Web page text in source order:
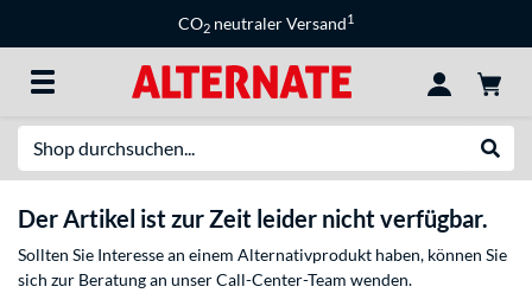
CO2 neutraler Versand1
Der Artikel ist zur Zeit leider nicht verfügbar.
Sollten Sie Interesse an einem Alternativprodukt haben, können Sie
sich zur Beratung an unser Call-Center-Team wenden.